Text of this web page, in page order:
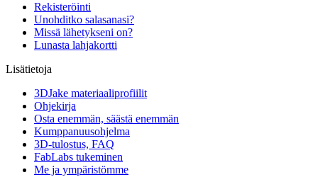
Rekisteröinti
Unohditko salasanasi?
Missä lähetykseni on?
Lunasta lahjakortti
Lisätietoja
3DJake materiaaliprofiilit
Ohjekirja
Osta enemmän, säästä enemmän
Kumppanuusohjelma
3D-tulostus, FAQ
FabLabs tukeminen
Me ja ympäristömme